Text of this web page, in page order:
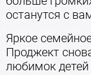
останутся с
Яркое
Проджект
любимок детей